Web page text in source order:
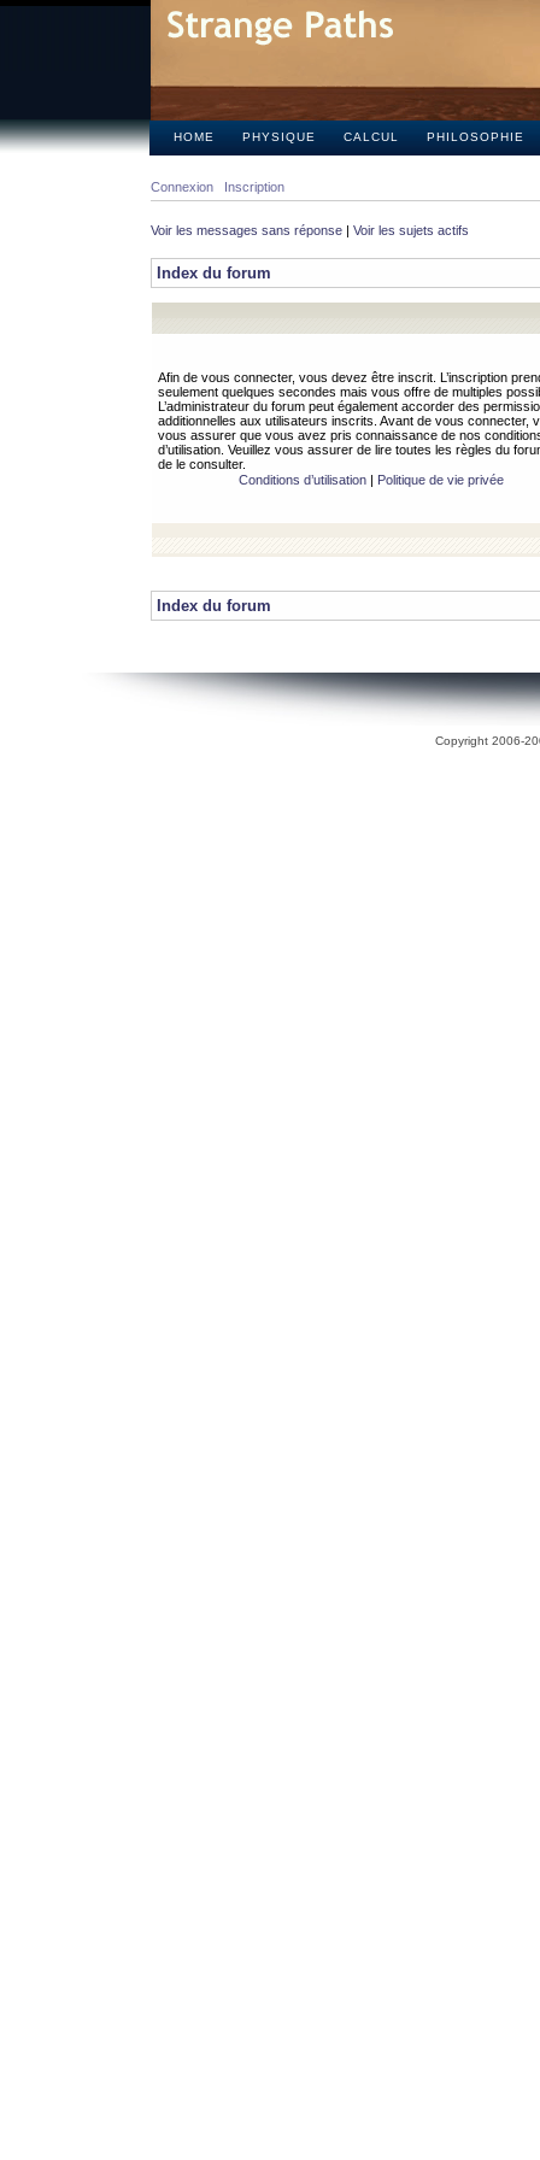
HOME PHYSIQUE CALCUL PHILOSOPHIE
Connexion Inscription
Voir les messages sans réponse | Voir les sujets actifs
Index du forum
Afin de vous connecter, vous devez être inscrit. L’inscription
seulement quelques secondes mais vous offre de multiples
L’administrateur du forum peut également accorder des
additionnelles aux utilisateurs inscrits. Avant de vous connecter,
vous assurer que vous avez pris connaissance de nos
d’utilisation. Veuillez vous assurer de lire toutes les règles du
de le consulter.
Conditions d’utilisation| Politique de vie privée
Index du forum
Copyright 2006-